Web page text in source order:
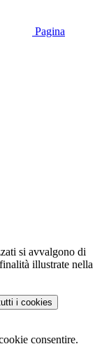
Pagina
si avvalgono di
illustrate nella
i cookies
consentire.